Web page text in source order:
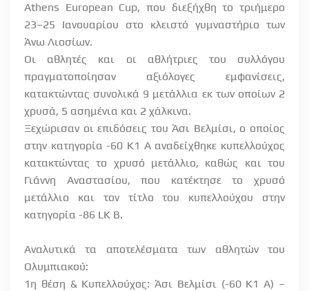
Athens European Cup, που διεξήχθη το τριήμερο
23–25 Ιανουαρίου στο κλειστό γυμναστήριο των
Άνω Λιοσίων.
Οι αθλητές και οι αθλήτριες του συλλόγου
πραγματοποίησαν αξιόλογες εμφανίσεις,
κατακτώντας συνολικά 9 μετάλλια εκ των οποίων 2
χρυσά, 5 ασημένια και 2 χάλκινα.
Ξεχώρισαν οι επιδόσεις του Άσι Βελμίσι, ο οποίος
στην κατηγορία -60 Κ1 A αναδείχθηκε κυπελλούχος
κατακτώντας το χρυσό μετάλλιο, καθώς και του
Γιάννη Αναστασίου, που κατέκτησε το χρυσό
μετάλλιο και τον τίτλο του κυπελλούχου στην
κατηγορία -86 LK B.
Αναλυτικά τα αποτελέσματα των αθλητών του
Ολυμπιακού:
1η θέση & Κυπελλούχος: Άσι Βελμίσι (-60 K1 A) –